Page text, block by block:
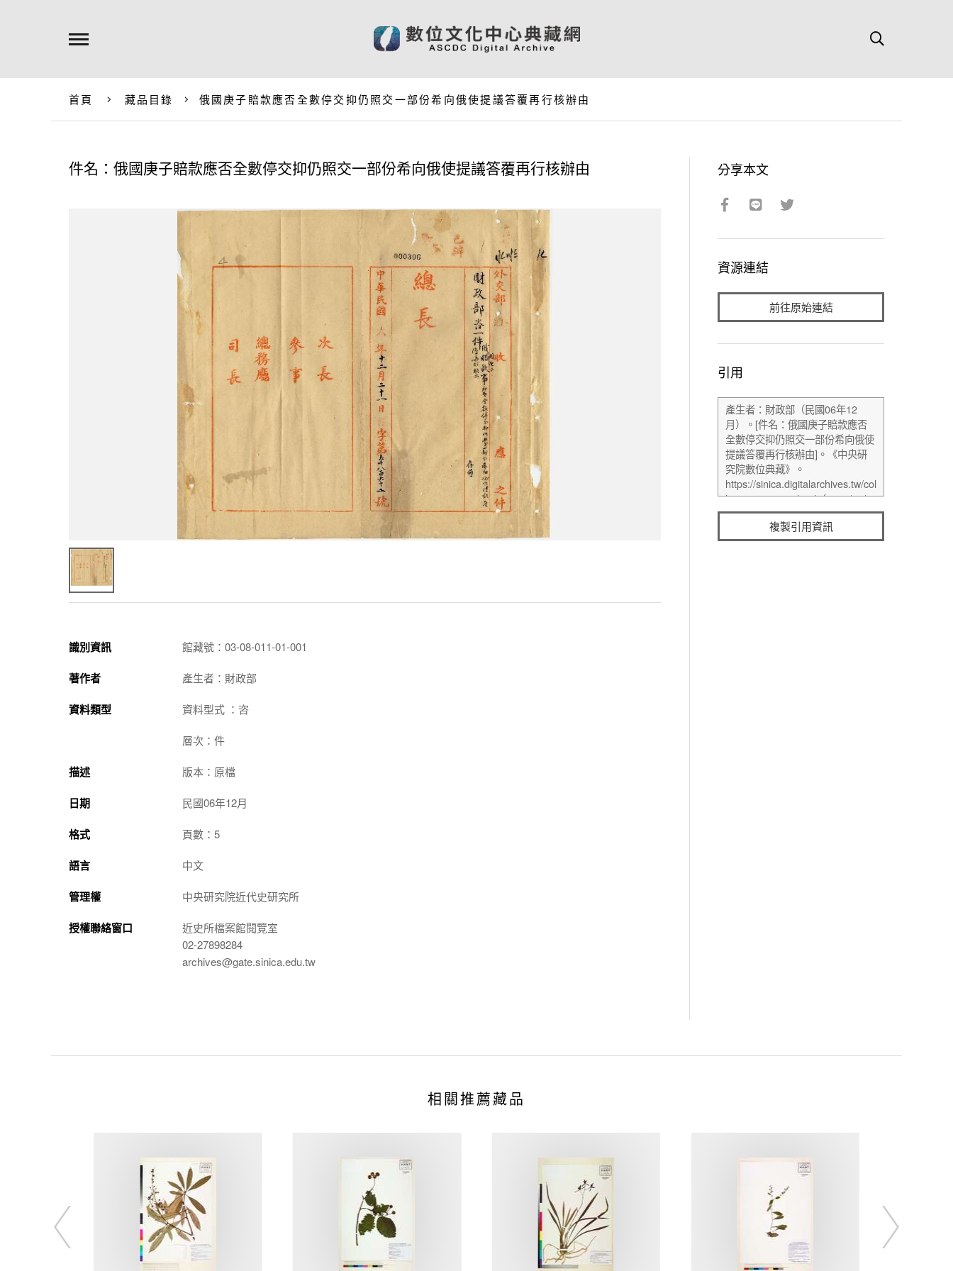
首頁 藏品目錄 俄國庚子賠款應否全數停交抑仍照交一部份希向俄使提議答覆再行核辦由
件名：俄國庚子賠款應否全數停交抑仍照交一部份希向俄使提議答覆再行核辦由
識別資訊 館藏號：03-08-011-01-001
著作者 產生者：財政部
資料類型 資料型式 ：咨
層次：件
描述 版本：原檔
日期 民國06年12月
格式 頁數：5
語言 中文
管理權 中央研究院近代史研究所
授權聯絡窗口
近史所檔案館閱覽室
02-27898284
archives@gate.sinica.edu.tw
分享本文
資源連結
前往原始連結
引用
複製引用資訊
相關推薦藏品